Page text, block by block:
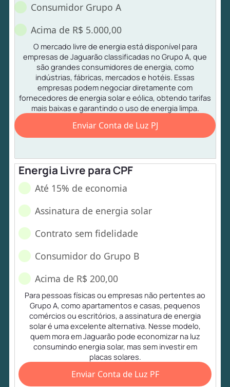
Consumidor Grupo A
Acima de R$ 5.000,00
O mercado livre de energia está disponível para
empresas de Jaguarão classificadas no Grupo A, que
são grandes consumidores de energia, como
indústrias, fábricas, mercados e hotéis. Essas
empresas podem negociar diretamente com
fornecedores de energia solar e eólica, obtendo tarifas
mais baixas e garantindo o uso de energia limpa.
Enviar Conta de Luz PJ
Energia Livre para CPF
Até 15% de economia
Assinatura de energia solar
Contrato sem fidelidade
Consumidor do Grupo B
Acima de R$ 200,00
Para pessoas físicas ou empresas não pertentes ao
Grupo A, como apartamentos e casas, pequenos
comércios ou escritórios, a assinatura de energia
solar é uma excelente alternativa. Nesse modelo,
quem mora em Jaguarão pode economizar na luz
consumindo energia solar, mas sem investir em
placas solares.
Enviar Conta de Luz PF